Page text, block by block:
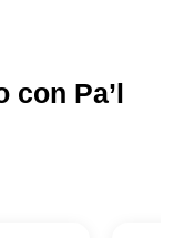
con Pa’l